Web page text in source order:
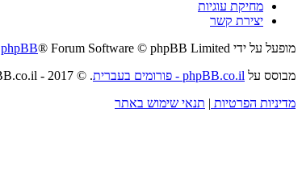
מחיקת עוגיות
יצירת קשר
מופעל על ידי
phpBB® Forum Software © phpBB Limited
מבוסס על phpBB.co.il - פורומים בעברית
. © 2017 - phpBB.co.il.
מדיניות הפרטיות | תנאי שימוש באתר